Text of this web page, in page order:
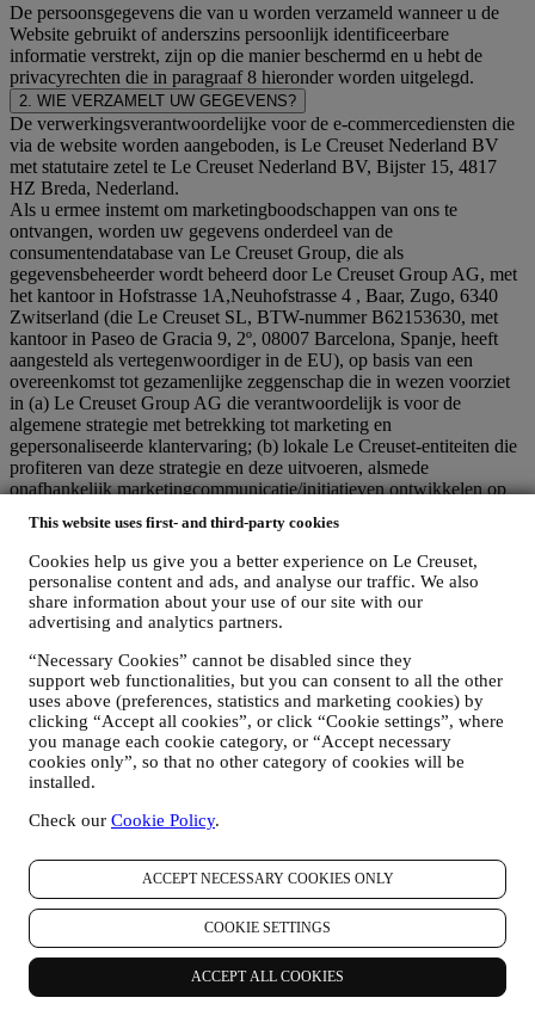
This website uses first- and third-party cookies
Cookies help us give you a better experience on Le Creuset,
personalise content and ads, and analyse our traffic. We also
share information about your use of our site with our
advertising and analytics partners.
“Necessary Cookies” cannot be disabled since they
support web functionalities, but you can consent to all the other
uses above (preferences, statistics and marketing cookies) by
clicking “Accept all cookies”, or click “Cookie settings”, where
you manage each cookie category, or “Accept necessary
cookies only”, so that no other category of cookies will be
installed.
Check our Cookie Policy.
ACCEPT NECESSARY COOKIES ONLY
COOKIE SETTINGS
ACCEPT ALL COOKIES
De persoonsgegevens die van u worden verzameld wanneer u de
Website gebruikt of anderszins persoonlijk identificeerbare
informatie verstrekt, zijn op die manier beschermd en u hebt de
privacyrechten die in paragraaf 8 hieronder worden uitgelegd.
2. WIE VERZAMELT UW GEGEVENS?
De verwerkingsverantwoordelijke voor de e-commercediensten die
via de website worden aangeboden, is Le Creuset Nederland BV
met statutaire zetel te Le Creuset Nederland BV, Bijster 15, 4817
HZ Breda, Nederland.
Als u ermee instemt om marketingboodschappen van ons te
ontvangen, worden uw gegevens onderdeel van de
consumentendatabase van Le Creuset Group, die als
gegevensbeheerder wordt beheerd door Le Creuset Group AG, met
het kantoor in Hofstrasse 1A,Neuhofstrasse 4 , Baar, Zugo, 6340
Zwitserland (die Le Creuset SL, BTW-nummer B62153630, met
kantoor in Paseo de Gracia 9, 2º, 08007 Barcelona, Spanje, heeft
aangesteld als vertegenwoordiger in de EU), op basis van een
overeenkomst tot gezamenlijke zeggenschap die in wezen voorziet
in (a) Le Creuset Group AG die verantwoordelijk is voor de
algemene strategie met betrekking tot marketing en
gepersonaliseerde klantervaring; (b) lokale Le Creuset-entiteiten die
profiteren van deze strategie en deze uitvoeren, alsmede
onafhankelijk marketingcommunicatie/initiatieven ontwikkelen op
beheerders die nodig zijn om de verzoeken van uw betrokkene om
rechten af te handelen.
3. WAAROM VERZAMELEN WIJ DEZE GEGEVENS?
Wij kunnen uw gegevens verwerken voor de volgende doeleinden:
Mogelijk moeten we bepaalde gegevens over u verwerken om
te voldoen aan onze wettelijke verplichtingen en andere
verplichtingen die voortvloeien uit instructies van de overheid.
OM EEN LE CREUSET-ACCOUNT AAN TE MAKEN
We zullen uw gegevens gebruiken om een Le Creuset-
account aan te maken die u toegang geeft tot een reeks
voordelen voor geregistreerde gebruikers, om beter te kunnen
genieten van onze diensten, zoals sneller afrekenen, meerdere
verzendadressen opslaan, bestellingen bekijken en volgen.
Elke verwerkingsactiviteit is vereist om ons in staat te stellen
deze diensten aan u als Le Creuset-accounthouder te leveren.
OM UW BESTELLINGEN TE BEHEREN EN OM ONZE
PRODUCTEN, DIENSTEN EN ASSISTENTIE AAN U
Wij zullen uw gegevens gebruiken om onze contractuele
relatie met u, uw aankoop van producten op de Website, uw